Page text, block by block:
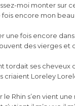
moi monter sur
fois encore mon
une fois encore
des vierges et
tordait ses cheveux
criaient Loreley
le Rhin s’en vient